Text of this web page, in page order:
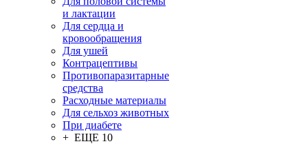
и лактации
Для сердца и
кровообращения
Для ушей
Контрацептивы
Противопаразитарные
средства
Расходные материалы
Для сельхоз животных
При диабете
+ ЕЩЕ 10